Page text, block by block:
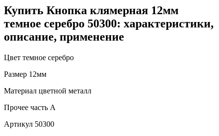
Купить Кнопка клямерная 12мм
темное серебро 50300: характеристики,
описание, применение
Цвет темное серебро
Размер 12мм
Материал цветной металл
Прочее часть A
Артикул 50300